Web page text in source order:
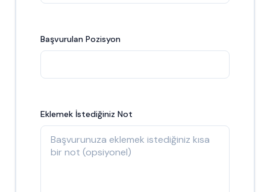
Başvurulan Pozisyon
Eklemek İstediğiniz Not